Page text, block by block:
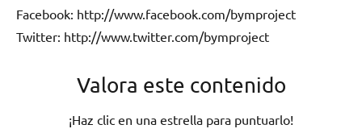
Facebook: http://www.facebook.com/bymproject
Twitter: http://www.twitter.com/bymproject
Valora este contenido
¡Haz clic en una estrella para puntuarlo!